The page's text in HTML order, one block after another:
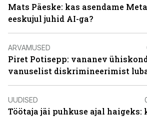
Mats Päeske: kas asendame Meta
eeskujul juhid AI-ga?
ARVAMUSED
Piret Potisepp: vananev
vanuselist diskrimineerimist
UUDISED
Töötaja jäi puhkuse ajal haigeks: